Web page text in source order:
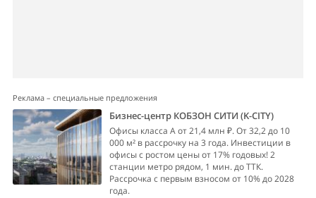
Реклама – специальные предложения
Бизнес-центр КОБЗОН СИТИ (K-CITY)
Офисы класса А от 21,4 млн ₽. От 32,2 до 10
000 м² в рассрочку на 3 года. Инвестиции в
офисы с ростом цены от 17% годовых! 2
станции метро рядом, 1 мин. до ТТК.
Рассрочка с первым взносом от 10% до 2028
года.